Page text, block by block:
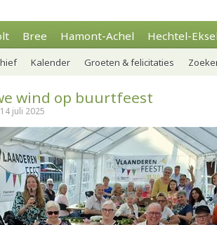
Bree Hamont-Achel Hechtel-
Kalender Groeten & felicitaties
wind op buurtfeest
juli 2025